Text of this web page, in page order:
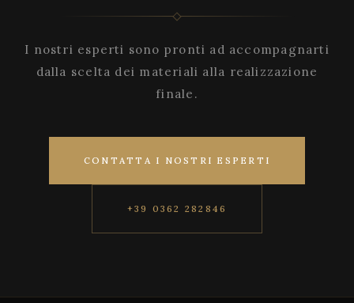
I nostri esperti sono pronti ad accompagnarti
dalla scelta dei materiali alla realizzazione
finale.
CONTATTA I NOSTRI ESPERTI
+39 0362 282846